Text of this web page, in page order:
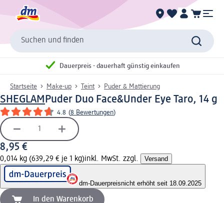
Suchen und finden
Dauerpreis - dauerhaft günstig einkaufen
Startseite Make-up Teint Puder & Mattierung
SHEGLAMPuder Duo Face&Under Eye Taro, 14 g
4.8 (8 Bewertungen)
8,95 €
0,014 kg (639,29 € je 1 kg)inkl. MwSt. zzgl. Versand
dm-Dauerpreisnicht erhöht seit 18.09.2025
In den Warenkorb